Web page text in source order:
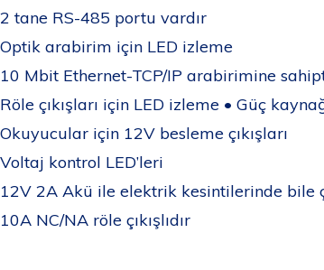
tane RS-485 portu vardır
arabirim için LED izleme
Mbit Ethernet-TCP/IP arabirimine
çıkışları için LED izleme • Güç
için 12V besleme çıkışları
kontrol LED’leri
2A Akü ile elektrik kesintilerinde bile
NC/NA röle çıkışlıdır